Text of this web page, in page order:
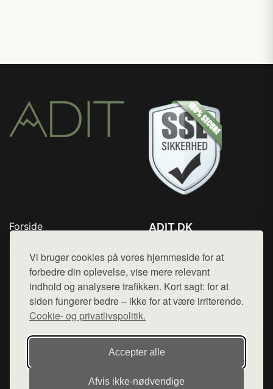
Vi bruger cookies på vores hjemmeside for at
forbedre din oplevelse, vise mere relevant
indhold og analysere trafikken. Kort sagt: for at
siden fungerer bedre – ikke for at være irriterende.
Cookie- og privatlivspolitik.
Accepter alle
Afvis ikke‑nødvendige
Forside
Top Rabatter
Blog
Kontakt
ADIT.DK
Mail: hej@want.dk
Cookie- og privatlivspolitik
Denne side er en del af want.dk, der udgiver en række
hjemmesider med præsentation af forskellige produkter fra
diverse webshops. Der sælges ikke varer fra denne side - vi